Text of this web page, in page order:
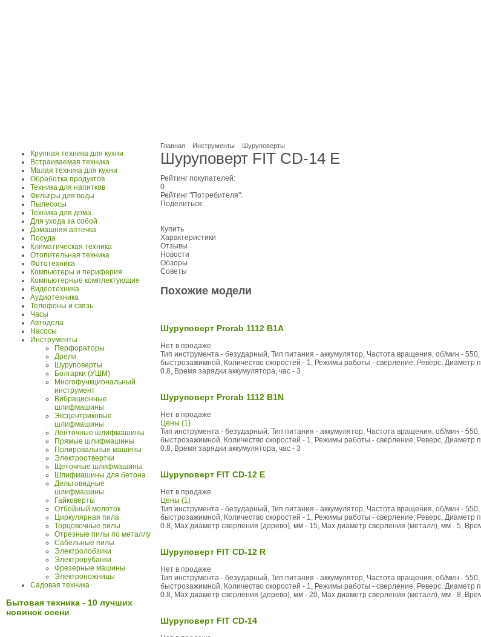
Главная Инструменты Шуруповерты
Шуруповерт FIT CD-14 E
Рейтинг покупателей:
0
Рейтинг "Потребителя":
Поделиться:
Купить
Характеристики
Отзывы
Новости
Обзоры
Советы
Похожие модели
Шуруповерт Prorab 1112 B1A
Нет в продаже
Тип инструмента - безударный, Тип питания - аккумулятор, Частота вращения, об/мин -
быстрозажимной, Количество скоростей - 1, Режимы работы - сверление, Реверс,
0.8, Время зарядки аккумулятора, час - 3
Шуруповерт Prorab 1112 B1N
Нет в продаже
Цены (1)
Тип инструмента - безударный, Тип питания - аккумулятор, Частота вращения, об/мин -
быстрозажимной, Количество скоростей - 1, Режимы работы - сверление, Реверс,
0.8, Время зарядки аккумулятора, час - 3
Шуруповерт FIT CD-12 E
Нет в продаже
Цены (1)
Тип инструмента - безударный, Тип питания - аккумулятор, Частота вращения, об/мин -
быстрозажимной, Количество скоростей - 1, Режимы работы - сверление, Реверс,
0.8, Max диаметр сверления (дерево), мм - 15, Max диаметр сверления (металл), мм - 5,
Шуруповерт FIT CD-12 R
Нет в продаже
Тип инструмента - безударный, Тип питания - аккумулятор, Частота вращения, об/мин -
быстрозажимной, Количество скоростей - 1, Режимы работы - сверление, Реверс,
0.8, Max диаметр сверления (дерево), мм - 20, Max диаметр сверления (металл), мм - 8,
Шуруповерт FIT CD-14
Крупная техника для кухни
Встраиваемая техника
Малая техника для кухни
Обработка продуктов
Техника для напитков
Фильтры для воды
Пылесосы
Техника для дома
Для ухода за собой
Домашняя аптечка
Посуда
Климатическая техника
Отопительная техника
Фототехника
Компьютеры и периферия
Компьютерные комплектующие
Видеотехника
Аудиотехника
Телефоны и связь
Часы
Автодела
Насосы
Инструменты
Перфораторы
Дрели
Шуруповерты
Болгарки (УШМ)
Многофункциональный
инструмент
Вибрационные
шлифмашины
Эксцентриковые
шлифмашины
Ленточные шлифмашины
Прямые шлифмашины
Полировальные машины
Электроотвертки
Щеточные шлифмашины
Шлифмашины для бетона
Дельтовидные
шлифмашины
Гайковерты
Отбойный молоток
Циркулярная пила
Торцовочные пилы
Отрезные пилы по металлу
Сабельные пилы
Электролобзики
Электрорубанки
Фрезерные машины
Электроножницы
Садовая техника
Бытовая техника - 10 лучших
новинок осени